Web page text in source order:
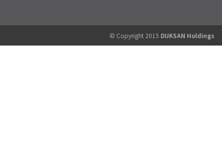
© Copyright 2015 DUKSAN Holdings